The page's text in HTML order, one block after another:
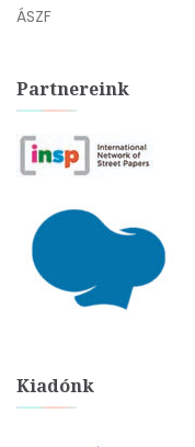
ÁSZF
Partnereink
Kiadónk